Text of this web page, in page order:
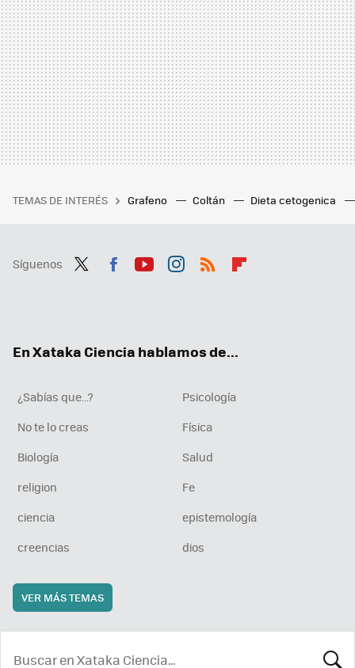
TEMAS DE INTERÉS Grafeno Coltán Dieta cetogenica
Síguenos
En Xataka Ciencia hablamos de...
¿Sabías que...?
Psicología
No te lo creas
Física
Biología
Salud
religion
Fe
ciencia
epistemología
creencias
dios
VER MÁS TEMAS